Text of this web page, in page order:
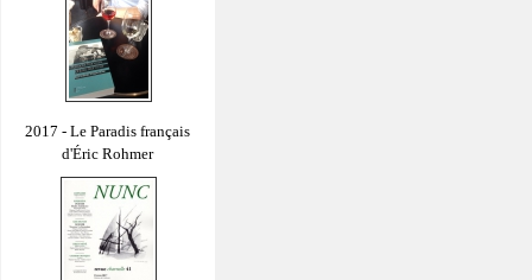
2017 - Le Paradis français
d'Éric Rohmer